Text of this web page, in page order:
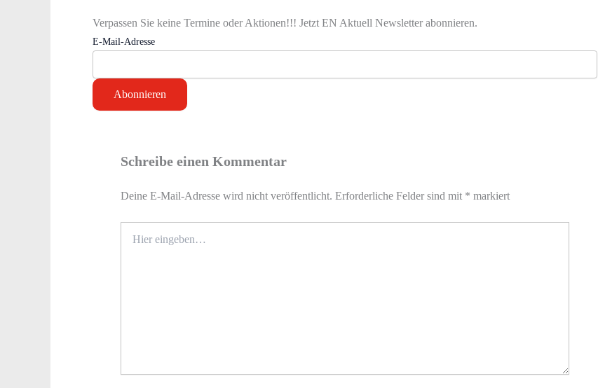
Verpassen Sie keine Termine oder Aktionen!!! Jetzt EN Aktuell Newsletter abonnieren.
E-Mail-Adresse
Schreibe einen Kommentar
Deine E-Mail-Adresse wird nicht veröffentlicht. Erforderliche Felder sind mit * markiert
eingeben…